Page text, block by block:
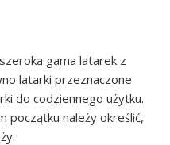
gama latarek z
latarki przeznaczone
do codziennego użytku.
początku należy określić,